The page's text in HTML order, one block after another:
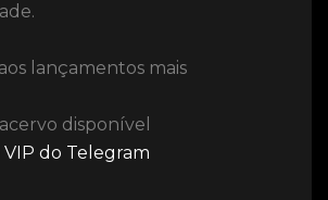
lançamentos mais
disponível
do Telegram